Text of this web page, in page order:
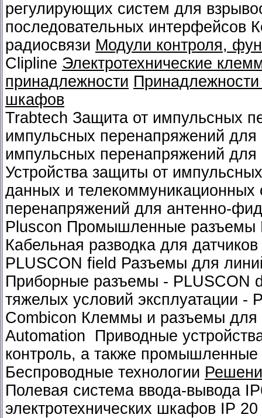
регулирующих систем для
последовательных
радиосвязи Модули контроля,
Clipline Электротехнические
принадлежности Принадлежности
шкафов
Trabtech Защита от импульсных
импульсных перенапряжений
импульсных перенапряжений для
Устройства защиты от
данных и
перенапряжений для антенно-
Pluscon Промышленные разъемы
Кабельная разводка для
PLUSCON field Разъемы для
Приборные разъемы -
тяжелых условий эксплуатации -
Combicon Клеммы и разъемы для
Automation Приводные
контроль, а также
Беспроводные технологии
Полевая система ввода-вывода
электротехнических шкафов IP 20